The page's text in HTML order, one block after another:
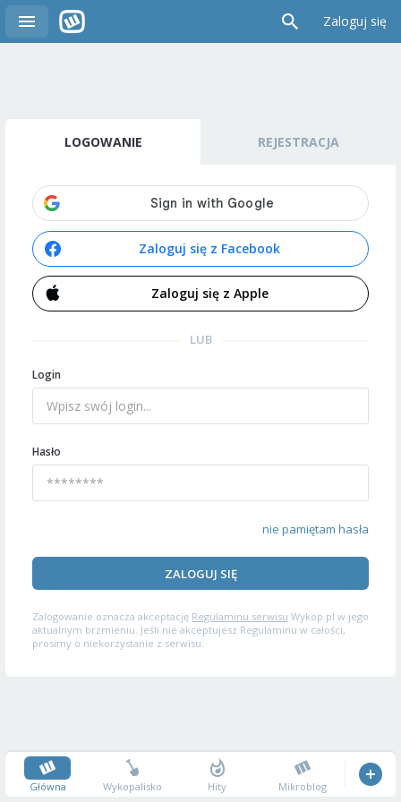
Zaloguj się
LOGOWANIE REJESTRACJA
Zaloguj się z Facebook
Zaloguj się z Apple
LUB
Login
Hasło
nie pamiętam hasła
ZALOGUJ SIĘ
Zalogowanie oznacza akceptację Regulaminu serwisu Wykop.pl w jego
aktualnym brzmieniu. Jeśli nie akceptujesz Regulaminu w całości,
prosimy o niekorzystanie z serwisu.
Główna Wykopalisko Hity Mikroblog